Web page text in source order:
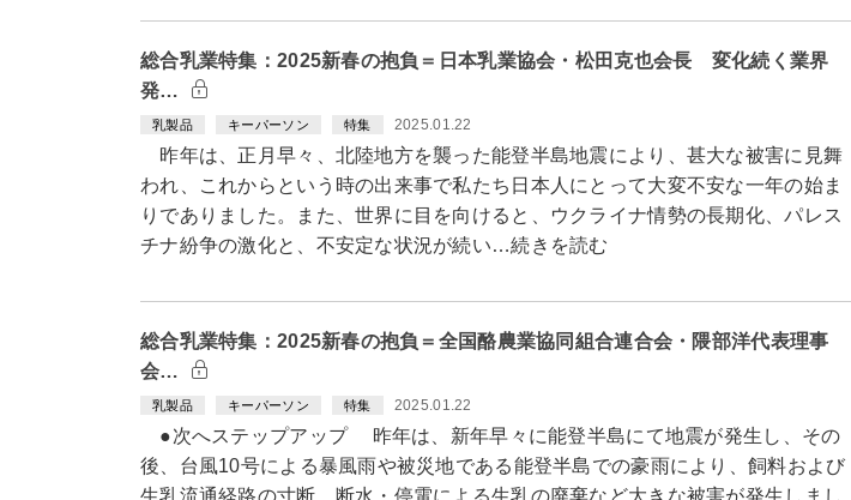
総合乳業特集：2025新春の抱負＝日本乳業協会・松田克也会長 変化続く業界
発…
乳製品 キーパーソン 特集 2025.01.22
昨年は、正月早々、北陸地方を襲った能登半島地震により、甚大な被害に見舞
われ、これからという時の出来事で私たち日本人にとって大変不安な一年の始ま
りでありました。また、世界に目を向けると、ウクライナ情勢の長期化、パレス
チナ紛争の激化と、不安定な状況が続い…続きを読む
総合乳業特集：2025新春の抱負＝全国酪農業協同組合連合会・隈部洋代表理事
会…
乳製品 キーパーソン 特集 2025.01.22
●次へステップアップ 昨年は、新年早々に能登半島にて地震が発生し、その
後、台風10号による暴風雨や被災地である能登半島での豪雨により、飼料および
生乳流通経路の寸断、断水・停電による生乳の廃棄など大きな被害が発生しまし